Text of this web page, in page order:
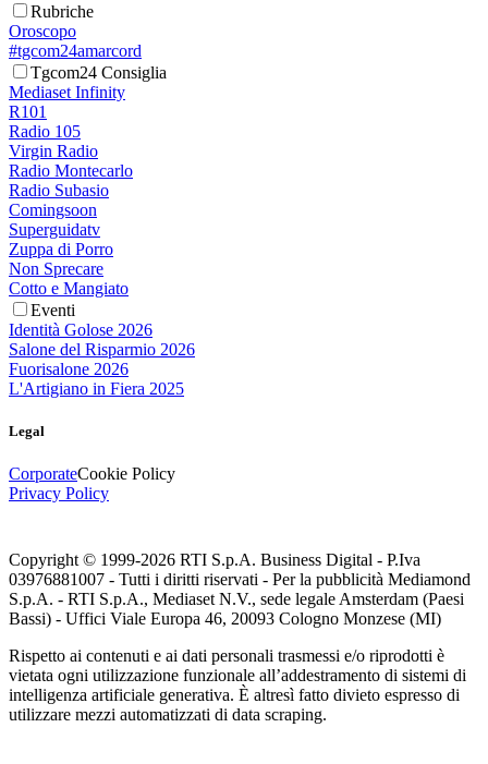
Rubriche
Oroscopo
#tgcom24amarcord
Tgcom24 Consiglia
Mediaset Infinity
R101
Radio 105
Virgin Radio
Radio Montecarlo
Radio Subasio
Comingsoon
Superguidatv
Zuppa di Porro
Non Sprecare
Cotto e Mangiato
Eventi
Identità Golose 2026
Salone del Risparmio 2026
Fuorisalone 2026
L'Artigiano in Fiera 2025
Legal
CorporateCookie Policy
Privacy Policy
Copyright © 1999-2026 RTI S.p.A. Business Digital - P.Iva
03976881007 - Tutti i diritti riservati - Per la pubblicità Mediamond
S.p.A. - RTI S.p.A., Mediaset N.V., sede legale Amsterdam (Paesi
Bassi) - Uffici Viale Europa 46, 20093 Cologno Monzese (MI)
Rispetto ai contenuti e ai dati personali trasmessi e/o riprodotti è
vietata ogni utilizzazione funzionale all’addestramento di sistemi di
intelligenza artificiale generativa. È altresì fatto divieto espresso di
utilizzare mezzi automatizzati di data scraping.